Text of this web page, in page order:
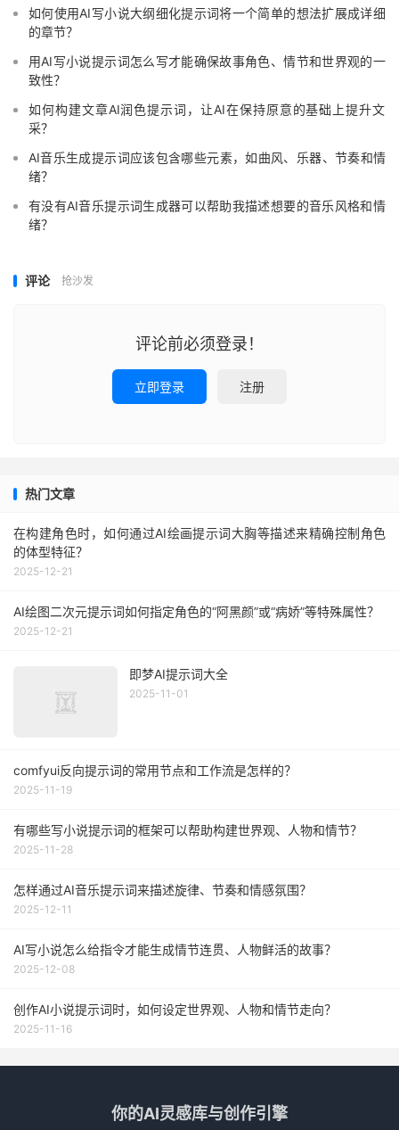
如何使用AI写小说大纲细化提示词将一个简单的想法扩展成详细
的章节？
用AI写小说提示词怎么写才能确保故事角色、情节和世界观的一
致性？
如何构建文章AI润色提示词，让AI在保持原意的基础上提升文
采？
AI音乐生成提示词应该包含哪些元素，如曲风、乐器、节奏和情
绪？
有没有AI音乐提示词生成器可以帮助我描述想要的音乐风格和情
绪？
评论 抢沙发
评论前必须登录！
立即登录 注册
热门文章
在构建角色时，如何通过AI绘画提示词大胸等描述来精确控制角色
的体型特征？
2025-12-21
AI绘图二次元提示词如何指定角色的“阿黑颜”或“病娇”等特殊属性？
2025-12-21
即梦AI提示词大全
2025-11-01
comfyui反向提示词的常用节点和工作流是怎样的？
2025-11-19
有哪些写小说提示词的框架可以帮助构建世界观、人物和情节？
2025-11-28
怎样通过AI音乐提示词来描述旋律、节奏和情感氛围？
2025-12-11
AI写小说怎么给指令才能生成情节连贯、人物鲜活的故事？
2025-12-08
创作AI小说提示词时，如何设定世界观、人物和情节走向？
2025-11-16
你的AI灵感库与创作引擎